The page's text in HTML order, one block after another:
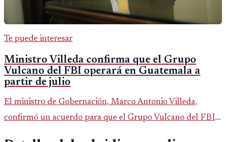
Te puede interesar
Ministro Villeda confirma que el Grupo
Vulcano del FBI operará en Guatemala a
partir de julio
El ministro de Gobernación, Marco Antonio Villeda,
confirmó un acuerdo para que el Grupo Vulcano del FBI